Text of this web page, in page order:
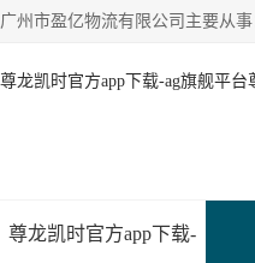
尊龙凯时官方app下载-ag旗舰平台
尊龙凯时官方app下载-